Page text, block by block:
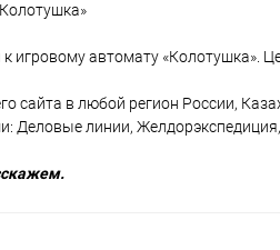
автомату «Колотушка».
сайта в любой регион России,
Деловые линии,